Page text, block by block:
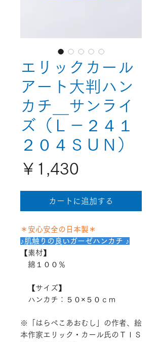
エリックカール
アート大判ハン
カチ＿サンライ
ズ（Ｌ－２４１
２０４ＳＵＮ）
￥1,430
格
カートに追加する
＊安心安全の日本製＊
♪肌触りの良いガーゼハンカチ ♪
【素材】
綿１００％
【サイズ】
ハンカチ：５０×５０ｃｍ
※「はらぺこあおむし」の作者、絵
本作家エリック・カール氏のＴＩＳ